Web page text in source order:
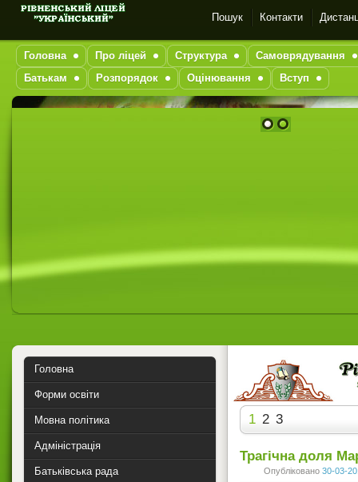
Пошук Контакти
Головна Про ліцей Структура
Самоврядування
Батькам
Розпорядок Оцінювання Вступ
1 2 3
Трагічна доля
Опубліковано 30-03-
Головна
Форми освіти
Мовна політика
Адміністрація
Батьківська рада